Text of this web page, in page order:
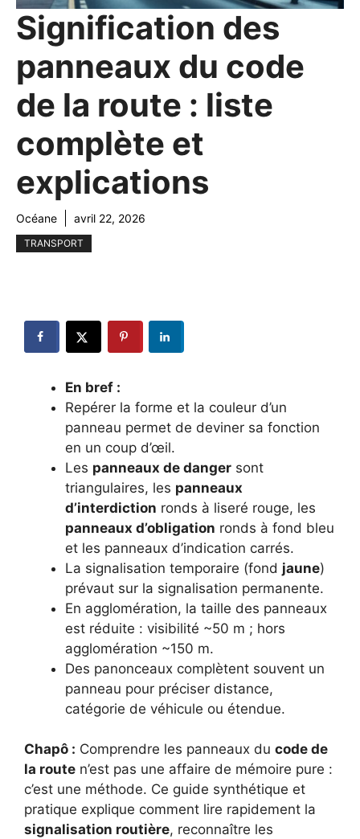
Signification des
panneaux du code
de la route : liste
complète et
explications
Océane avril 22, 2026
TRANSPORT
En bref :
Repérer la forme et la couleur d’un
panneau permet de deviner sa fonction
en un coup d’œil.
Les panneaux de danger sont
triangulaires, les panneaux
d’interdiction ronds à liseré rouge, les
panneaux d’obligation ronds à fond bleu
et les panneaux d’indication carrés.
La signalisation temporaire (fond jaune)
prévaut sur la signalisation permanente.
En agglomération, la taille des panneaux
est réduite : visibilité ~50 m ; hors
agglomération ~150 m.
Des panonceaux complètent souvent un
panneau pour préciser distance,
catégorie de véhicule ou étendue.
Chapô : Comprendre les panneaux du code de
la route n’est pas une affaire de mémoire pure :
c’est une méthode. Ce guide synthétique et
pratique explique comment lire rapidement la
signalisation routière, reconnaître les